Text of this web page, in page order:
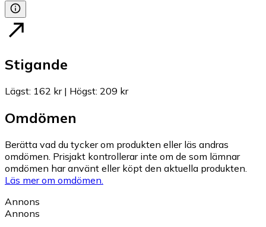
Stigande
Lägst: 162 kr| Högst: 209 kr
Omdömen
Berätta vad du tycker om produkten eller läs andras
omdömen. Prisjakt kontrollerar inte om de som lämnar
omdömen har använt eller köpt den aktuella produkten.
Läs mer om omdömen.
Annons
Annons